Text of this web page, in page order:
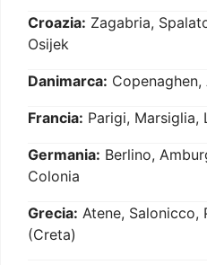
Croazia: Zagabria,
Osijek
Danimarca: Copenaghen,
Francia: Parigi, Marsiglia,
Germania: Berlino,
Colonia
Grecia: Atene, Salonicco,
(Creta)